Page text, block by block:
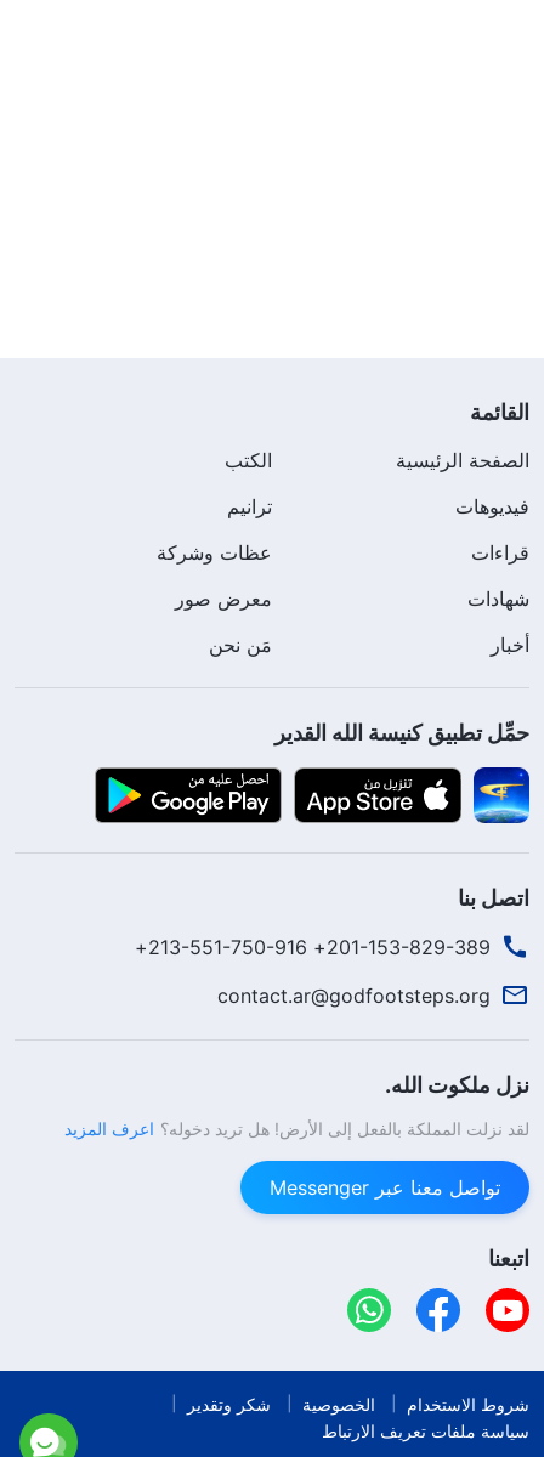
القائمة
الصفحة الرئيسية
الكتب
فيديوهات
ترانيم
قراءات
عظات وشركة
شهادات
معرض صور
أخبار
مَن نحن
حمِّل تطبيق كنيسة الله القدير
اتصل بنا
201-153-829-389+ 213-551-750-916+
contact.ar@godfootsteps.org
نزل ملكوت الله.
لقد نزلت المملكة بالفعل إلى الأرض! هل تريد دخوله؟ اعرف المزيد
تواصل معنا عبر Messenger
اتبعنا
شروط الاستخدام الخصوصية
شكر وتقدير
سياسة ملفات تعريف الارتباط